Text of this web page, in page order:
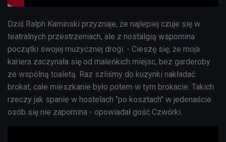
Dziś Ralph Kaminski przyznaje, że najlepiej czuje się w
teatralnych przestrzeniach, ale z nostalgią wspomina
początki swojej muzycznej drogi. - Cieszę się, że moja
kariera zaczynała się od maleńkich miejsc, bez garderoby
ze wspólną toaletą. Raz szliśmy do kuzynki nakładać
brokat, całe mieszkanie było potem w tym brokacie. Takich
rzeczy jak spanie w hostelach "po kosztach" w jedenaście
osób się nie zapomina - opowiadał gość Czwórki.